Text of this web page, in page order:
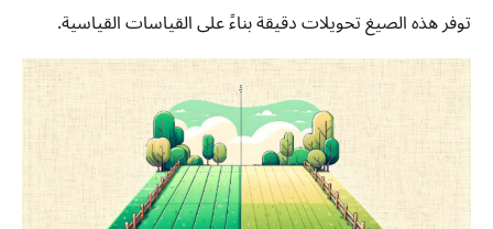
توفر هذه الصيغ تحويلات دقيقة بناءً على القياسات القياسية.